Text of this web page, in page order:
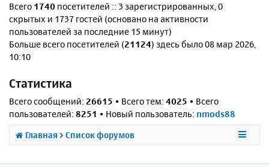
Всего 1740 посетителей :: 3 зарегистрированных, 0
скрытых и 1737 гостей (основано на активности
пользователей за последние 15 минут)
Больше всего посетителей (21124) здесь было 08 мар 2026,
10:10
Статистика
Всего сообщений: 26615 • Всего тем: 4025 • Всего
пользователей: 8251 • Новый пользователь: nmods88
Главная Список форумов